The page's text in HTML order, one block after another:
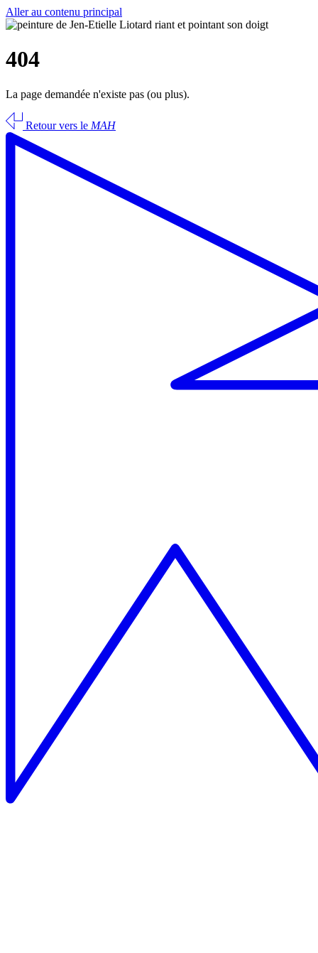
Aller au contenu principal
404
La page demandée n'existe pas (ou plus).
Retour vers le MAH